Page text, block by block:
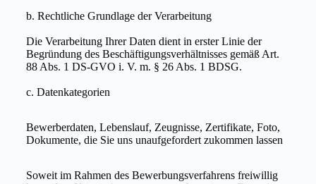
b. Rechtliche Grundlage der Verarbeitung
Die Verarbeitung Ihrer Daten dient in erster Linie der
Begründung des Beschäftigungsverhältnisses gemäß Art.
88 Abs. 1 DS-GVO i. V. m. § 26 Abs. 1 BDSG.
c. Datenkategorien
Bewerberdaten, Lebenslauf, Zeugnisse, Zertifikate, Foto,
Dokumente, die Sie uns unaufgefordert zukommen lassen
Soweit im Rahmen des Bewerbungsverfahrens freiwillig